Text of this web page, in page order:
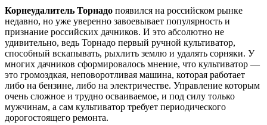
Корнеудалитель Торнадо появился на российском рынке
недавно, но уже уверенно завоевывает популярность и
признание российских дачников. И это абсолютно не
удивительно, ведь Торнадо первый ручной культиватор,
способный вскапывать, рыхлить землю и удалять сорняки. У
многих дачников сформировалось мнение, что культиватор —
это громоздкая, неповоротливая машина, которая работает
либо на бензине, либо на электричестве. Управление которым
очень сложное и трудно осваиваемое, и под силу только
мужчинам, а сам культиватор требует периодического
дорогостоящего ремонта.